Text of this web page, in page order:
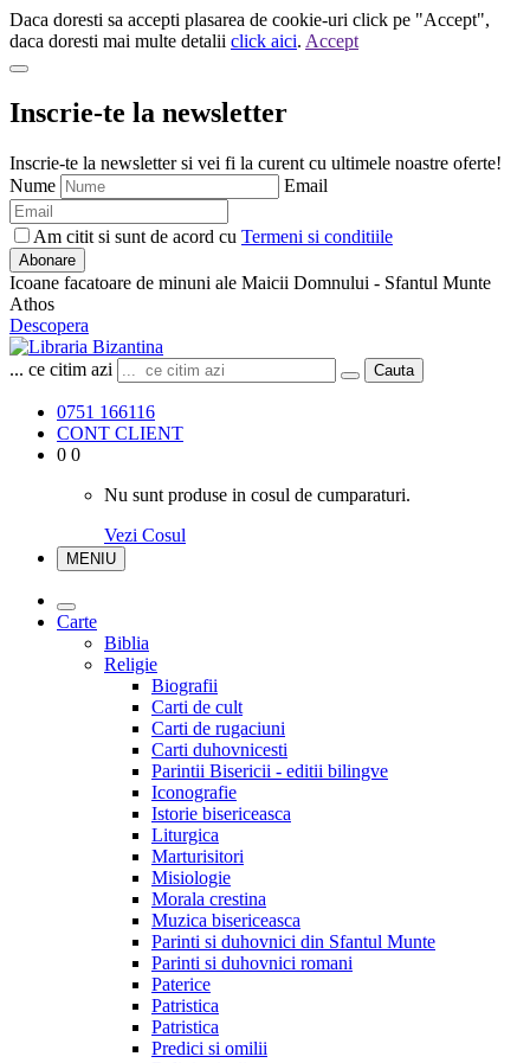
Daca doresti sa accepti plasarea de cookie-uri click pe "Accept",
daca doresti mai multe detalii click aici. Accept
Inscrie-te la newsletter
Inscrie-te la newsletter si vei fi la curent cu ultimele noastre oferte!
Nume
Email
Am citit si sunt de acord cu Termeni si conditiile
Abonare
Icoane facatoare de minuni ale Maicii Domnului - Sfantul Munte
Athos
Descopera
... ce citim azi Cauta
0751 166116
CONT CLIENT
0 0
Nu sunt produse in cosul de cumparaturi.
Vezi Cosul
MENIU
Carte
Biblia
Religie
Biografii
Carti de cult
Carti de rugaciuni
Carti duhovnicesti
Parintii Bisericii - editii bilingve
Iconografie
Istorie bisericeasca
Liturgica
Marturisitori
Misiologie
Morala crestina
Muzica bisericeasca
Parinti si duhovnici din Sfantul Munte
Parinti si duhovnici romani
Paterice
Patristica
Patristica
Predici si omilii